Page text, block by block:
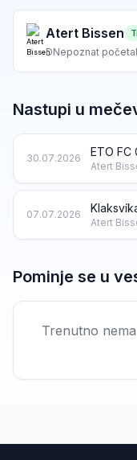
Atert Bissen
DNepoznat
Nastupi u
30.07.2026 ETO FC
Atert
07.07.2026
Atert
Pominje se u
Trenutno